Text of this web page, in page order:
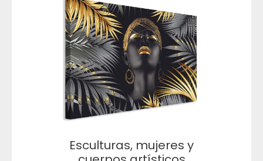
Esculturas, mujeres y